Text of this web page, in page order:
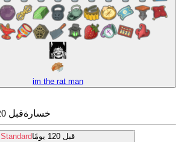
im the rat man
خسارةقبل 120 يومًا
Standard قبل 120 يومًا